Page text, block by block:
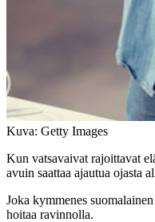
Kuva: Getty Images
Kun vatsavaivat rajoittavat
avuin saattaa ajautua ojasta
Joka kymmenes
hoitaa ravinnolla.